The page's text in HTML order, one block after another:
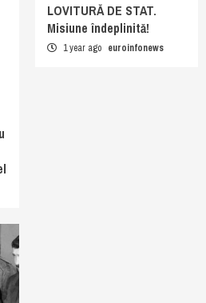
LOVITURĂ DE STAT.
Misiune îndeplinită!
1 year ago euroinfonews